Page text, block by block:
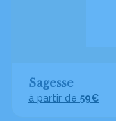
Sagesse
à partir de 59€